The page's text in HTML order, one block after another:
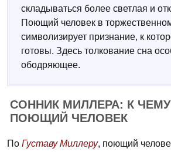
складываться более светлая и
Поющий человек в
символизирует признание, к
готовы. Здесь толкование сна
ободряющее.
СОННИК МИЛЛЕРА: К
ПОЮЩИЙ ЧЕЛОВЕК
По Густаву Миллеру, поющий